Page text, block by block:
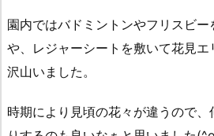
園内ではバドミントンやフリスビー
や、レジャーシートを敷いて花見
沢山いました。
時期により見頃の花々が違うので、